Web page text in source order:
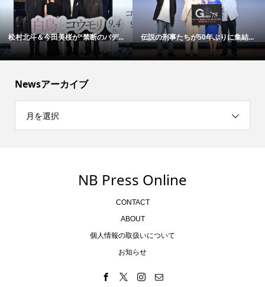
松村北斗＆今田美桜が“禁断のバデ... 伝説の刑事たちが50年ぶりに集結...
Newsアーカイブ
月を選択
NB Press Online
CONTACT
ABOUT
個人情報の取扱いについて
お知らせ